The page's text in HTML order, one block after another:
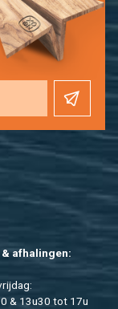
af­ha­lin­gen:
& 13u30 tot 17u